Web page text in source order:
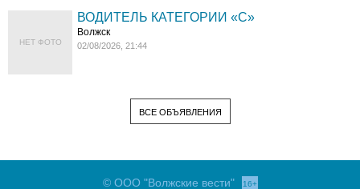
НЕТ ФОТО
ВОДИТЕЛЬ КАТЕГОРИИ «C»
Волжск
02/08/2026, 21:44
ВСЕ ОБЪЯВЛЕНИЯ
© ООО "Волжские вести" 16+